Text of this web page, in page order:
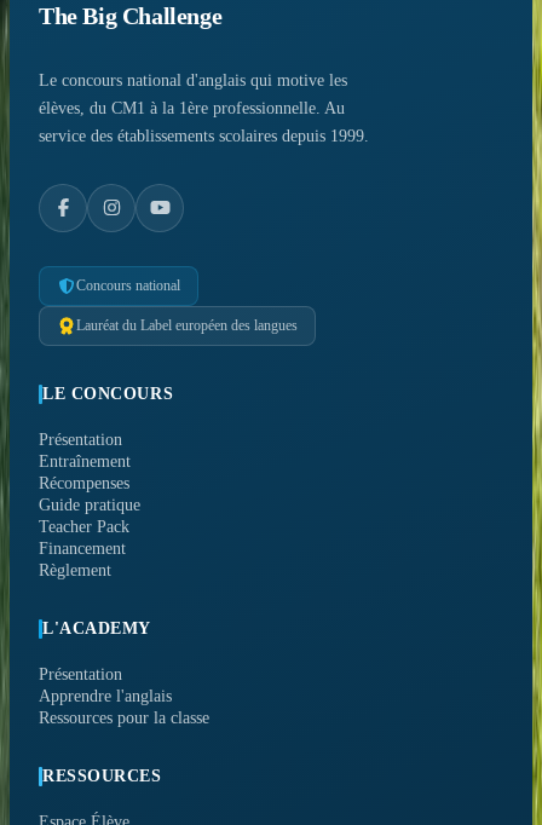
The Big Challenge
Le concours national d'anglais qui motive les
élèves, du CM1 à la 1ère professionnelle. Au
service des établissements scolaires depuis 1999.
Concours national
Lauréat du Label européen des langues
LE CONCOURS
Présentation
Entraînement
Récompenses
Guide pratique
Teacher Pack
Financement
Règlement
L'ACADEMY
Présentation
Apprendre l'anglais
Ressources pour la classe
RESSOURCES